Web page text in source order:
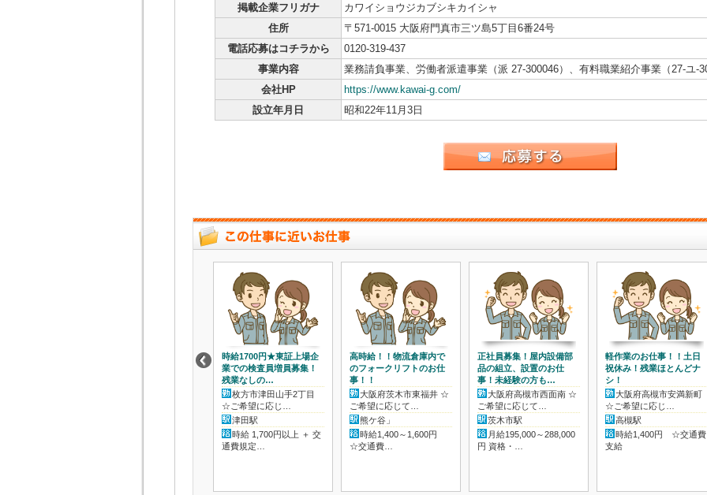
掲載企業フリガナ
カワイショウジカブシキカイシャ
住所
〒571-0015 大阪府門真市三ツ島5丁目6番24号
電話応募はコチラから
0120-319-437
事業内容
業務請負事業、労働者派遣事業（派 27-300046）、有料職業紹介事業（27-ユ-
会社HP
https://www.kawai-g.com/
設立年月日
昭和22年11月3日
時給1700円★東証上場企
業での検査員増員募集！
残業なしの…
枚方市津田山手2丁目
☆ご希望に応じ…
津田駅
時給 1,700円以上 ＋ 交
通費規定…
高時給！！物流倉庫内で
のフォークリフトのお仕
事！！
大阪府茨木市東福井 ☆
ご希望に応じて…
熊ケ谷」
時給1,400～1,600円
☆交通費…
正社員募集！屋内設備部
品の組立、設置のお仕
事！未経験の方も…
大阪府高槻市西面南 ☆
ご希望に応じて…
茨木市駅
月給195,000～288,000
円 資格・…
軽作業のお仕事！！土日
祝休み！残業ほとんどナ
シ！
大阪府高槻市安満新町
☆ご希望に応じ…
高槻駅
時給1,400円 ☆交通費
支給